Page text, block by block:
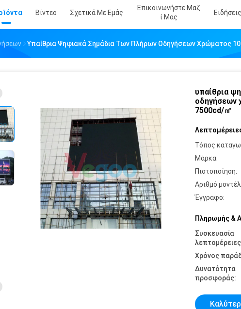
Βίντεο Σχετικά Με Εμάς
Επικοινωνήστε Μαζ
Ί Μας
Ειδήσεις
Υπαίθρια Ψηφιακά Σημάδια Των Πλήρων Οδηγήσεων Χρώματος
υπαίθρια
οδηγήσεων
7500cd/㎡
Τόπος
Μάρκα:
Πιστοποίηση:
Αριθμό
Έγγραφο:
Πληρωμής &
Συσκευασία
Χρόνος
Δυνατότητα
προσφοράς: